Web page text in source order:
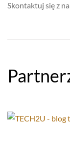
Skontaktuj się z